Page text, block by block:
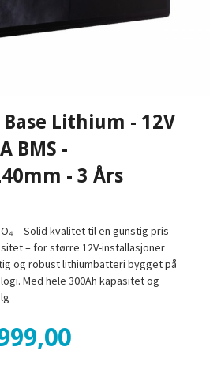
Base Lithium - 12V
BMS -
- 3 Års
– Solid kvalitet til en gunstig pris
– for større 12V-installasjoner
og robust lithiumbatteri bygget på
Med hele 300Ah kapasitet og